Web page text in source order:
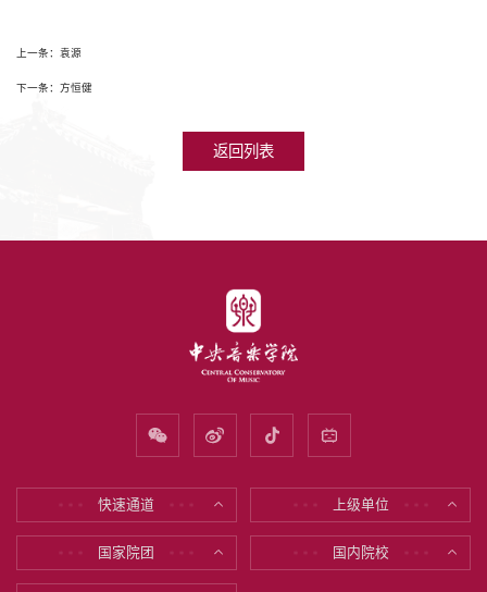
上一条：袁源
下一条：方恒健
返回列表
快速通道 上级单位
国家院团 国内院校